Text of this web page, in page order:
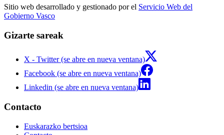
Sitio web desarrollado y gestionado por el Servicio Web del
Gobierno Vasco
Gizarte sareak
X - Twitter (se abre en nueva ventana)
Facebook (se abre en nueva ventana)
Linkedin (se abre en nueva ventana)
Contacto
Euskarazko bertsioa